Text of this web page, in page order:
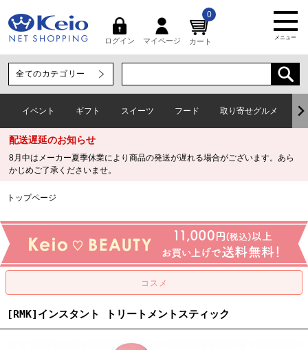
ログイン マイページ カート
0
メニュー
イベント ギフト スイーツ フード 取り寄せグルメ
配送遅延のお知らせ
8月中はメーカー夏季休業により商品の発送が遅れる場合がございます。あら
かじめご了承くださいませ。
トップページ
[RMK]インスタント トリートメントスティック